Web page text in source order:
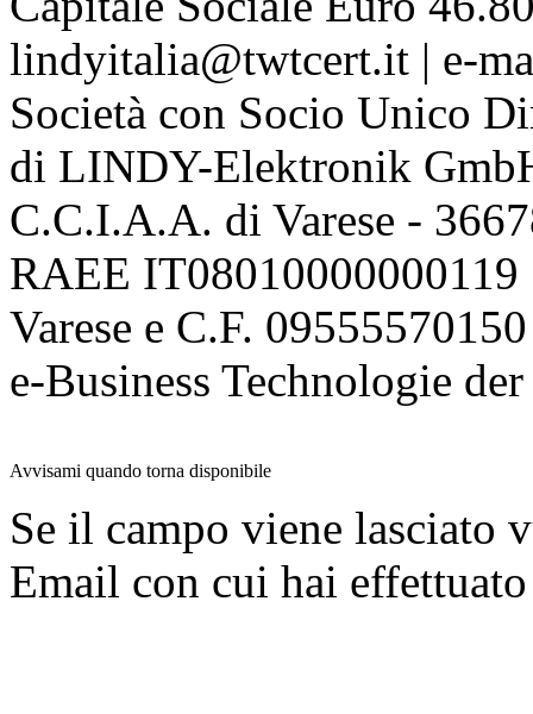
lindyitalia@twtcert.it | e-
Società con Socio Unico
di LINDY-Elektronik
C.C.I.A.A. di Varese -
RAEE
Varese e C.F. 09555570150
e-Business Technologie
Avvisami quando torna disponibile
Se il campo viene lasciato
Email con cui hai